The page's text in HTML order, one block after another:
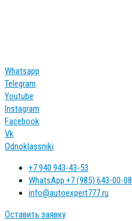
Whatsapp
Telegram
Youtube
Instagram
Facebook
Vk
Odnoklassniki
+7 940 943-43-53
WhatsApp +7 (985) 643-00-08
info@autoexpert777.ru
Оставить заявку